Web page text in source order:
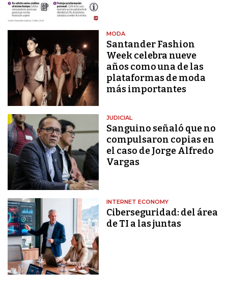
MODA
Santander Fashion
Week celebra nueve
años como una de las
plataformas de moda
más importantes
JUDICIAL
Sanguino señaló que no
compulsaron copias en
el caso de Jorge Alfredo
Vargas
INTERNET ECONOMY
Ciberseguridad: del área
de TI a las juntas